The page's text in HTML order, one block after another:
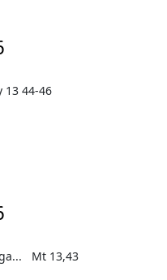
13 44-46
Mt 13,43